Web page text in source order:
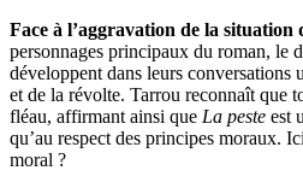
Face à l’aggravation de la situation
personnages principaux du roman, le
développent dans leurs conversations
et de la révolte. Tarrou reconnaît que
fléau, affirmant ainsi que La peste est
qu’au respect des principes moraux.
moral ?